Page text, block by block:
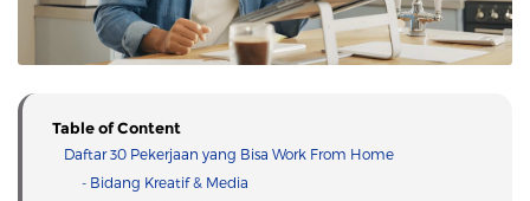
Table of Content
Daftar 30 Pekerjaan yang Bisa Work From Home
- Bidang Kreatif & Media